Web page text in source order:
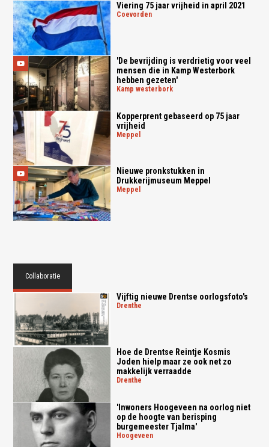
Viering 75 jaar vrijheid in april 2021
coevorden
'De bevrijding is verdrietig voor veel
mensen die in Kamp Westerbork
hebben gezeten'
kamp westerbork
Kopperprent gebaseerd op 75 jaar
vrijheid
meppel
Nieuwe pronkstukken in
Drukkerijmuseum Meppel
meppel
Collaboratie
Vijftig nieuwe Drentse oorlogsfoto's
drenthe
Hoe de Drentse Reintje Kosmis
Joden hielp maar ze ook net zo
makkelijk verraadde
drenthe
'Inwoners Hoogeveen na oorlog niet
op de hoogte van berisping
burgemeester Tjalma'
hoogeveen